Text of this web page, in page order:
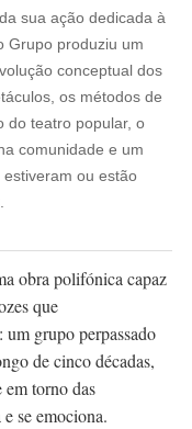
sua ação dedicada à
Grupo produziu um
conceptual dos
os métodos de
do teatro popular, o
comunidade e um
ou estão
obra polifónica capaz
que
grupo perpassado
de cinco décadas,
torno das
se emociona.